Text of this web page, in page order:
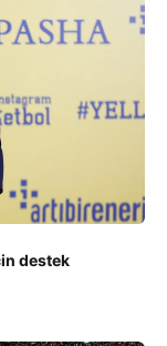
destek